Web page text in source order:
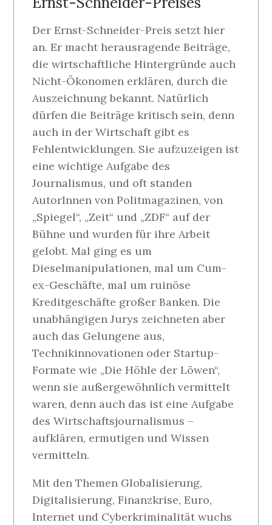
Der Ernst-Schneider-Preis setzt hier
an. Er macht herausragende Beiträge,
die wirtschaftliche Hintergründe auch
Nicht-Ökonomen erklären, durch die
Auszeichnung bekannt. Natürlich
dürfen die Beiträge kritisch sein, denn
auch in der Wirtschaft gibt es
Fehlentwicklungen. Sie aufzuzeigen ist
eine wichtige Aufgabe des
Journalismus, und oft standen
AutorInnen von Politmagazinen, von
„Spiegel“, „Zeit“ und „ZDF“ auf der
Bühne und wurden für ihre Arbeit
gelobt. Mal ging es um
Dieselmanipulationen, mal um Cum-
ex-Geschäfte, mal um ruinöse
Kreditgeschäfte großer Banken. Die
unabhängigen Jurys zeichneten aber
auch das Gelungene aus,
Technikinnovationen oder Startup-
Formate wie „Die Höhle der Löwen“,
wenn sie außergewöhnlich vermittelt
waren, denn auch das ist eine Aufgabe
des Wirtschaftsjournalismus –
aufklären, ermutigen und Wissen
vermitteln.
Mit den Themen Globalisierung,
Digitalisierung, Finanzkrise, Euro,
Internet und Cyberkriminalität wuchs